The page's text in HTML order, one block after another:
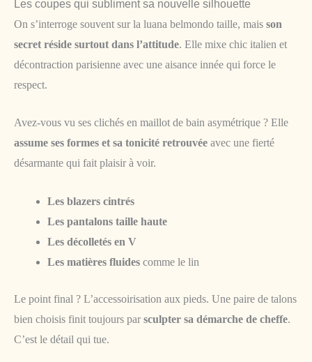
Les coupes qui subliment sa nouvelle silhouette
On s’interroge souvent sur la luana belmondo taille, mais son
secret réside surtout dans l’attitude. Elle mixe chic italien et
décontraction parisienne avec une aisance innée qui force le
respect.
Avez-vous vu ses clichés en maillot de bain asymétrique ? Elle
assume ses formes et sa tonicité retrouvée avec une fierté
désarmante qui fait plaisir à voir.
Les blazers cintrés
Les pantalons taille haute
Les décolletés en V
Les matières fluides comme le lin
Le point final ? L’accessoirisation aux pieds. Une paire de talons
bien choisis finit toujours par sculpter sa démarche de cheffe.
C’est le détail qui tue.